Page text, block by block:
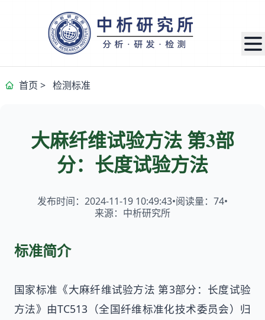
首页 > 检测标准
大麻纤维试验方法 第3部
分：长度试验方法
发布时间：2024-11-19 10:49:43•阅读量： 74•
来源：中析研究所
标准简介
国家标准《大麻纤维试验方法 第3部分：长度试验
方法》由TC513（全国纤维标准化技术委员会）归